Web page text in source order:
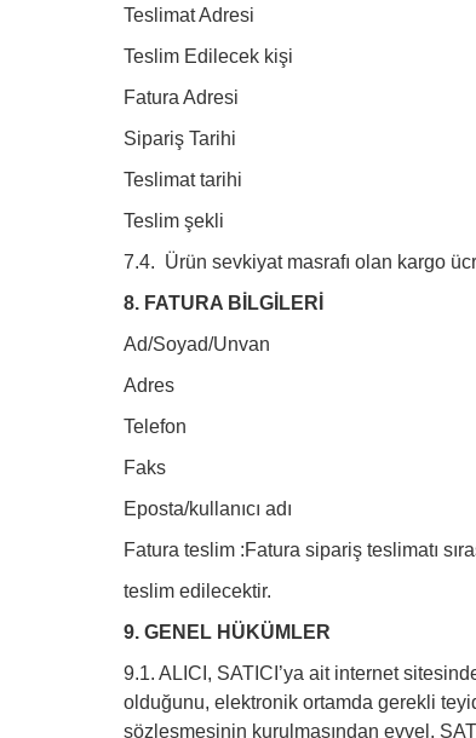
Teslimat Adresi
Teslim Edilecek kişi
Fatura Adresi
Sipariş Tarihi
Teslimat tarihi
Teslim şekli
7.4. Ürün sevkiyat masrafı olan kargo
8. FATURA BİLGİLERİ
Ad/Soyad/Unvan
Adres
Telefon
Faks
Eposta/kullanıcı adı
Fatura teslim :Fatura sipariş teslimatı
teslim edilecektir.
9. GENEL HÜKÜMLER
9.1. ALICI, SATICI’ya ait internet
olduğunu, elektronik ortamda gerekli
sözleşmesinin kurulmasından evvel,